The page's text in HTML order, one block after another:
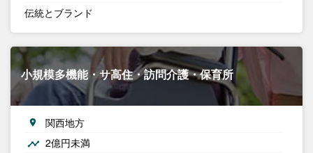
伝統とブランド
小規模多機能・サ高住・訪問介護・保育所
関西地方
2億円未満